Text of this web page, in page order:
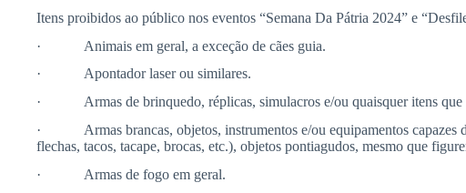
Itens proibidos ao público nos eventos “Semana Da Pátria 2024” e
· Animais em geral, a exceção de cães guia.
· Apontador laser ou similares.
· Armas de brinquedo, réplicas, simulacros e/ou quaisquer itens que
· Armas brancas, objetos, instrumentos e/ou equipamentos capazes
flechas, tacos, tacape, brocas, etc.), objetos pontiagudos, mesmo que
· Armas de fogo em geral.